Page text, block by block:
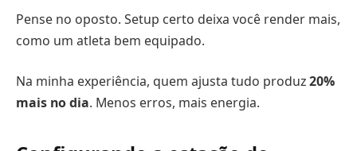
Pense no oposto. Setup certo deixa você render mais,
como um atleta bem equipado.
Na minha experiência, quem ajusta tudo produz20%
mais no dia. Menos erros, mais energia.